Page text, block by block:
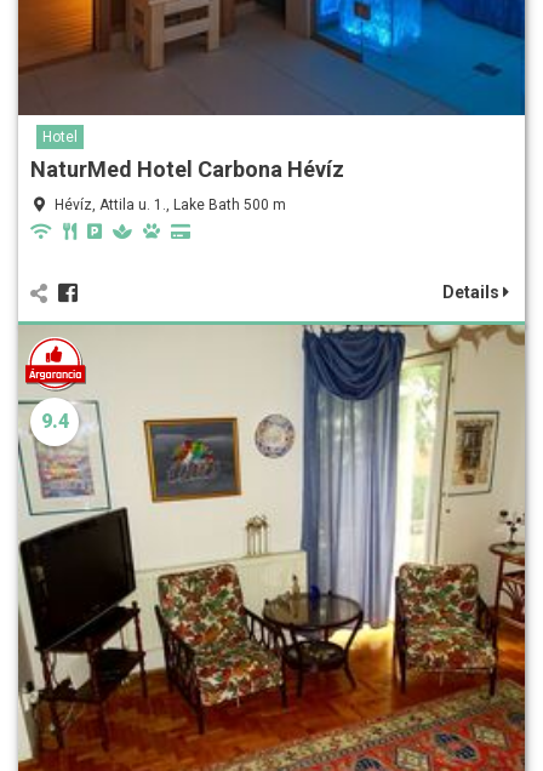
Hotel
NaturMed Hotel Carbona Hévíz
Hévíz, Attila u. 1., Lake Bath 500 m
Details
9.4